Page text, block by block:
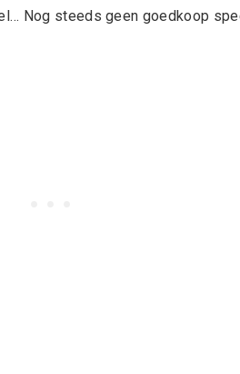
Nog steeds geen goedkoop